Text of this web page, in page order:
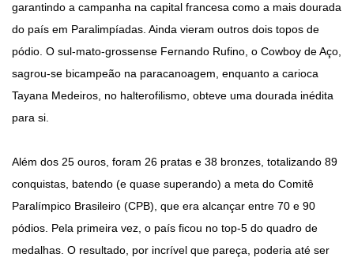
garantindo a campanha na capital francesa como a mais dourada
do país em Paralimpíadas. Ainda vieram outros dois topos de
pódio. O sul-mato-grossense Fernando Rufino, o Cowboy de Aço,
sagrou-se bicampeão na paracanoagem, enquanto a carioca
Tayana Medeiros, no halterofilismo, obteve uma dourada inédita
para si.
Além dos 25 ouros, foram 26 pratas e 38 bronzes, totalizando 89
conquistas, batendo (e quase superando) a meta do Comitê
Paralímpico Brasileiro (CPB), que era alcançar entre 70 e 90
pódios. Pela primeira vez, o país ficou no top-5 do quadro de
medalhas. O resultado, por incrível que pareça, poderia até ser